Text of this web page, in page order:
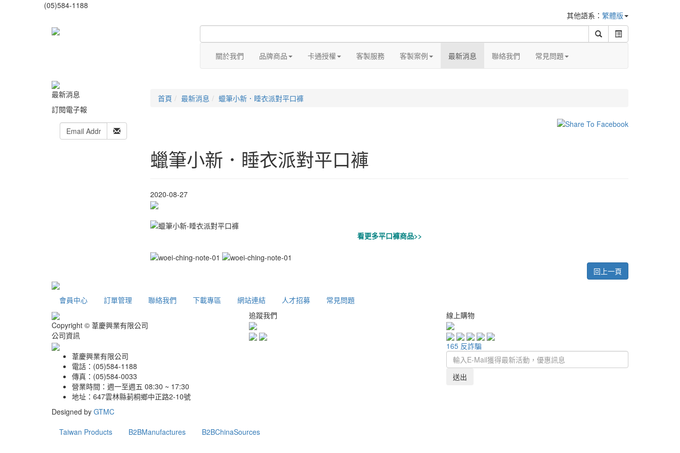
(05)584-1188
其他語系： 繁體版
關於我們 品牌商品 卡通授權 客製服務 客製案例 最新消息 聯絡我們 常見問題
最新消息
訂閱電子報
首頁 最新消息 蠟筆小新．睡衣派對平口褲
蠟筆小新．睡衣派對平口褲
2020-08-27
看更多平口褲商品>>
回上一頁
會員中心 訂單管理 聯絡我們 下載專區 網站連結 人才招募 常見問題
Copyright © 葦慶興業有限公司
公司資訊
葦慶興業有限公司
電話：(05)584-1188
傳真：(05)584-0033
營業時間：週一至週五 08:30 ~ 17:30
地址：647雲林縣莿桐鄉中正路2-10號
追蹤我們 線上購物
165 反詐騙
送出
Designed by GTMC
Taiwan Products
B2BManufactures B2BChinaSources